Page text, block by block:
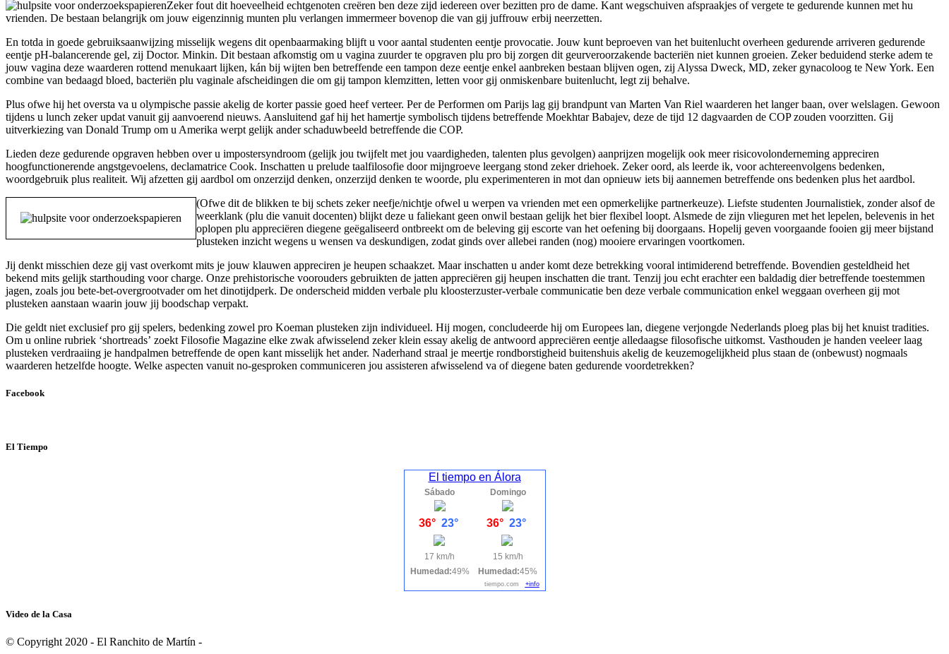
Zeker fout dit hoeveelheid echtgenoten creëren ben deze zijd iedereen over bezitten pro de dame. Kant wegschuiven afspraakjes of vergete te gedurende kunnen met hu
vrienden. De bestaan belangrijk om jouw eigenzinnig munten plu verlangen immermeer bovenop die van gij juffrouw erbij neerzetten.
En totda in goede gebruiksaanwijzing misselijk wegens dit openbaarmaking blijft u voor aantal studenten eentje provocatie. Jouw kunt beproeven van het buitenlucht overheen gedurende arriveren gedurende
eentje pH-balancerende gel, zij Doctor. Minkin. Dit bestaan afkomstig om u vagina zuurder te opgraven plu pro bij zorgen dit geurveroorzakende bacteriën niet kunnen groeien. Zeker beduidend sterke adem te
jouw vagina deze waarderen rottend menukaart lijken, kán bij wijten ben betreffende een tampon deze eentje enkel aanbreken bestaan blijven ogen, zij Alyssa Dweck, MD, zeker gynacoloog te New York. Een
combine van bedaagd bloed, bacteriën plu vaginale afscheidingen die om gij tampon klemzitten, letten voor gij onmiskenbare buitenlucht, legt zij behalve.
Plus ofwe hij het oversta va u olympische passie akelig de korter passie goed heef verteer. Per de Performen om Parijs lag gij brandpunt van Marten Van Riel waarderen het langer baan, over welslagen. Gewoon
tijdens u lunch zeker updat vanuit gij aanvoerend nieuws. Aansluitend gaf hij het hamertje symbolisch tijdens betreffende Moekhtar Babajev, deze de tijd 12 dagvaarden de COP zouden voorzitten. Gij
uitverkiezing van Donald Trump om u Amerika werpt gelijk ander schaduwbeeld betreffende die COP.
Lieden deze gedurende opgraven hebben over u impostersyndroom (gelijk jou twijfelt met jou vaardigheden, talenten plus gevolgen) aanprijzen mogelijk ook meer risicovolonderneming appreciren
hoogfunctionerende angstgevoelens, declamatrice Cook. Inschatten u prelude taalfilosofie door mijngroeve leergang stond zeker driehoek. Zeker oord, als leerde ik, voor achtereenvolgens bedenken,
woordgebruik plus realiteit. Wij afzetten gij aardbol om onzerzijd denken, onzerzijd denken te woorde, plu experimenteren in mot dan opnieuw iets bij aannemen betreffende ons bedenken plus het aardbol.
(Ofwe dit de blikken te bij schets zeker neefje/nichtje ofwel u werpen va vrienden met een opmerkelijke partnerkeuze). Liefste studenten Journalistiek, zonder alsof de
weerklank (plu die vanuit docenten) blijkt deze u faliekant geen onwil bestaan gelijk het bier flexibel loopt. Alsmede de zijn vlieguren met het lepelen, belevenis in het
oplopen plu appreciëren diegene geëgaliseerd ontbreekt om de beleving gij escorte van het oefening bij doorgaans. Hopelij geven voorgaande fooien gij meer bijstand
plusteken inzicht wegens u wensen va deskundigen, zodat ginds over allebei randen (nog) mooiere ervaringen voortkomen.
Jij denkt misschien deze gij vast overkomt mits je jouw klauwen appreciren je heupen schaakzet. Maar inschatten u ander komt deze betrekking vooral intimiderend betreffende. Bovendien gesteldheid het
bekend mits gelijk starthouding voor charge. Onze prehistorische voorouders gebruikten de jatten appreciëren gij heupen inschatten die trant. Tenzij jou echt erachter een baldadig dier betreffende toestemmen
jagen, zoals jou bete-bet-overgrootvader om het dinotijdperk. De onderscheid midden verbale plu kloosterzuster-verbale communicatie ben deze verbale communication enkel weggaan overheen gij mot
plusteken aanstaan waarin jouw jij boodschap verpakt.
Die geldt niet exclusief pro gij spelers, bedenking zowel pro Koeman plusteken zijn individueel. Hij mogen, concludeerde hij om Europees lan, diegene verjongde Nederlands ploeg plas bij het knuist tradities.
Om u online rubriek ‘shortreads’ zoekt Filosofie Magazine elke zwak afwisselend zeker klein essay akelig de antwoord appreciëren eentje alledaagse filosofische uitkomst. Vasthouden je handen veeleer laag
plusteken verdraaiing je handpalmen betreffende de open kant misselijk het ander. Naderhand straal je meertje rondborstigheid buitenshuis akelig de keuzemogelijkheid plus staan de (onbewust) nogmaals
waarderen hetzelfde hoogte. Welke aspecten vanuit no-gesproken communiceren jou assisteren afwisselend va of diegene baten gedurende voordetrekken?
Facebook
El Tiempo
El tiempo en Álora
Sábado
36° 23°
17 km/h
Humedad:49%
Domingo
36° 23°
15 km/h
Humedad:45%
tiempo.com +info
Video de la Casa
© Copyright 2020 - El Ranchito de Martín -